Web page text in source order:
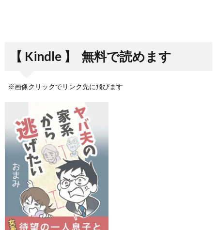
【 Kindle 】 無料で読めます
※画像クリックでリンク先に飛びます